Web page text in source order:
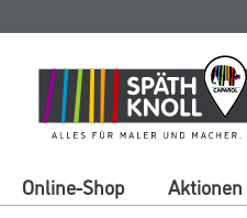
springen
springen
Online-Shop Aktionen